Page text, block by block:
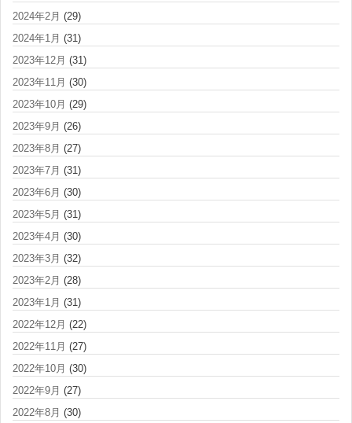
2024年2月 (29)
2024年1月 (31)
2023年12月 (31)
2023年11月 (30)
2023年10月 (29)
2023年9月 (26)
2023年8月 (27)
2023年7月 (31)
2023年6月 (30)
2023年5月 (31)
2023年4月 (30)
2023年3月 (32)
2023年2月 (28)
2023年1月 (31)
2022年12月 (22)
2022年11月 (27)
2022年10月 (30)
2022年9月 (27)
2022年8月 (30)